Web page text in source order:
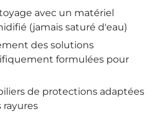
avec un matériel
(jamais saturé d'eau)
des solutions
formulées pour
de protections adaptées
rayures